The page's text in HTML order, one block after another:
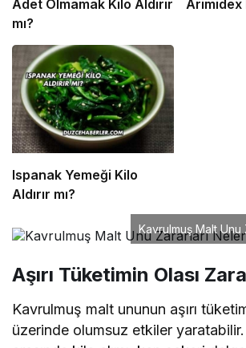
Adet Olmamak Kilo Aldırır
mı?
Arimidex
Ispanak Yemeği Kilo
Aldırır mı?
Kavrulmuş Malt Unu
Aşırı Tüketimin Olası
Kavrulmuş malt ununun aşırı
üzerinde olumsuz etkiler